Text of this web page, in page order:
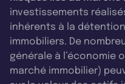
investissements
inhérents à la
immobiliers. De
générale à l’économie
marché immobilier)